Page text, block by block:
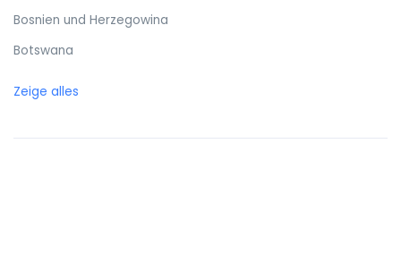
Bosnien und Herzegowina
Botswana
Brunei
Zeige alles